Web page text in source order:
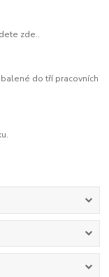
zde..
do tří pracovních